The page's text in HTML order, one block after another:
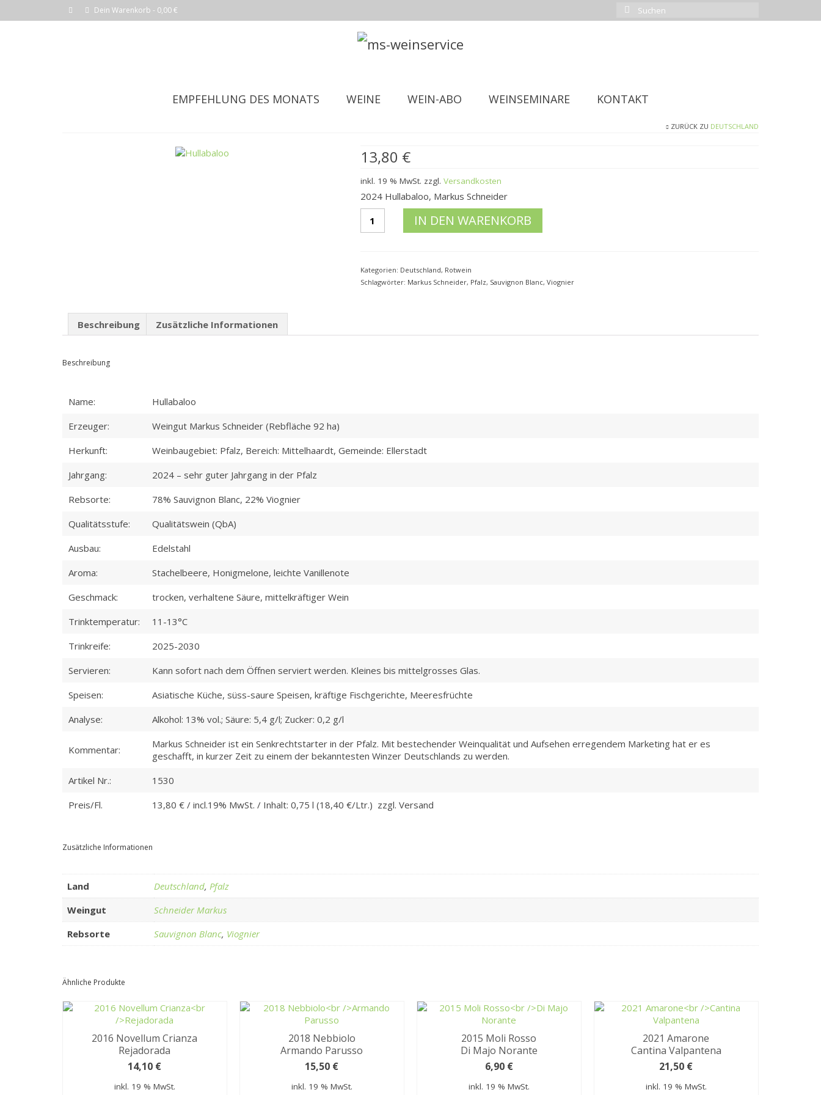
Dein Warenkorb - 0,00€
Suchen
nach:
EMPFEHLUNG DES MONATS WEINE WEIN-ABO WEINSEMINARE KONTAKT
ZURÜCK ZU DEUTSCHLAND
13,80 €
inkl. 19 % MwSt. zzgl. Versandkosten
2024 Hullabaloo, Markus Schneider
HullabalooMarkusIN DEN WARENKORB
Kategorien: Deutschland, Rotwein
Schlagwörter: Markus Schneider, Pfalz, Sauvignon Blanc, Viognier
Beschreibung Zusätzliche Informationen
Beschreibung
Name:
Hullabaloo
Erzeuger:
Weingut Markus Schneider (Rebfläche 92 ha)
Herkunft:
Weinbaugebiet: Pfalz, Bereich: Mittelhaardt, Gemeinde: Ellerstadt
Jahrgang:
2024 – sehr guter Jahrgang in der Pfalz
Rebsorte:
78% Sauvignon Blanc, 22% Viognier
Qualitätsstufe:
Qualitätswein (QbA)
Ausbau:
Edelstahl
Aroma:
Stachelbeere, Honigmelone, leichte Vanillenote
Geschmack:
trocken, verhaltene Säure, mittelkräftiger Wein
Trinktemperatur:
11-13°C
Trinkreife:
2025-2030
Servieren:
Kann sofort nach dem Öffnen serviert werden. Kleines bis mittelgrosses Glas.
Speisen:
Asiatische Küche, süss-saure Speisen, kräftige Fischgerichte, Meeresfrüchte
Analyse:
Alkohol: 13% vol.; Säure: 5,4 g/l; Zucker: 0,2 g/l
Kommentar:
Markus Schneider ist ein Senkrechtstarter in der Pfalz. Mit bestechender Weinqualität und Aufsehen erregendem Marketing hat er es
geschafft, in kurzer Zeit zu einem der bekanntesten Winzer Deutschlands zu werden.
Artikel Nr.:
1530
Preis/Fl.
13,80 € / incl.19% MwSt. / Inhalt: 0,75 l (18,40 €/Ltr.) zzgl. Versand
Zusätzliche Informationen
Land Deutschland, Pfalz
Weingut
Schneider Markus
Rebsorte
Sauvignon Blanc, Viognier
Ähnliche Produkte
2016 Novellum Crianza
Rejadorada
14,10 €
inkl. 19 % MwSt.
2018 Nebbiolo
Armando Parusso
15,50 €
inkl. 19 % MwSt.
2015 Moli Rosso
Di Majo Norante
6,90 €
inkl. 19 % MwSt.
2021 Amarone
Cantina Valpantena
21,50 €
inkl. 19 % MwSt.